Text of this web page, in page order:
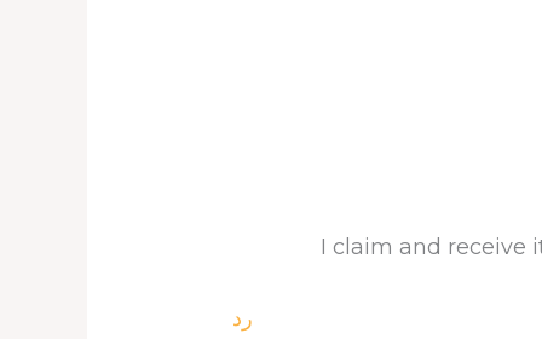
I claim and receive
رد